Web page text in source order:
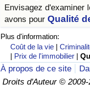
Envisagez d'examiner
avons pour Qualité
Plus d'information:
Coût de la vie |
| Prix de l'immobilier |
À propos de ce site
Droits d'Auteur ©
Indice du Coût de la
Indice du coût de la
à Akaba
Indice des Prix de
Indice des Prix de
Indice de Qualité de
Indice de qualité de
Criminalité